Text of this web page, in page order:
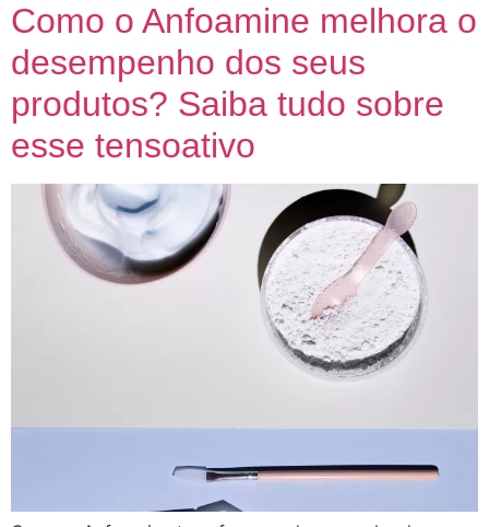
Como o Anfoamine melhora o
desempenho dos seus
produtos? Saiba tudo sobre
esse tensoativo